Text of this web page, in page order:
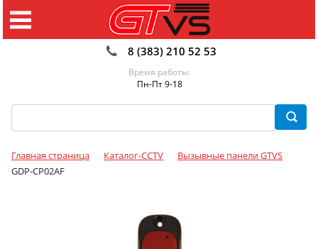
8 (383) 210 52 53
Время работы:
Пн-Пт 9-18
Главная страница Каталог-CCTV
Вызывные панели GTVS
GDP-CP02AF